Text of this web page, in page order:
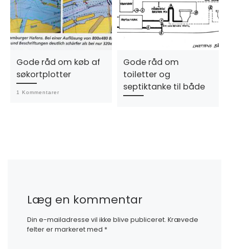
Gode råd om køb af
søkortplotter
1 Kommentarer
Gode råd om
toiletter og
septiktanke til både
Læg en kommentar
Din e-mailadresse vil ikke blive publiceret. Krævede
felter er markeret med *